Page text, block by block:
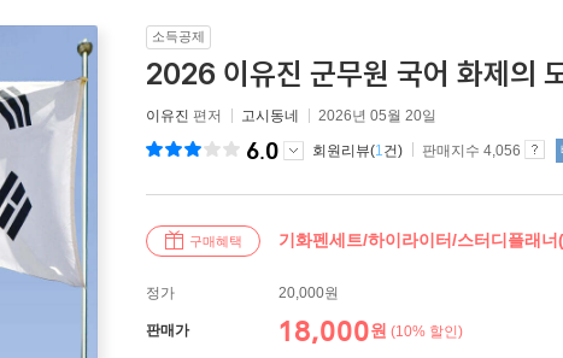
소득공제
2026 이유진 군무원 국어 화제의
이유진 편저 고시동네 2026년 05월 20일
6.0 회원리뷰(1건) 판매지수 4,056
구매혜택 기화펜세트/하이라이터/스터디플래
정가 20,000원
판매가 18,000원 (10% 할인)